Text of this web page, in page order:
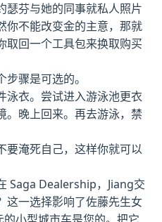
瑟芬与她的同事就私人照片
你不能改变金的主意，那就
取回一个工具包来换取购买
骤是可选的。
泳衣。尝试进入游泳池更衣
。晚上回来。再去游泳，禁
要淹死自己，这样你就可以
Saga Dealership，Jiang交
这一选择影响了佐藤先生女